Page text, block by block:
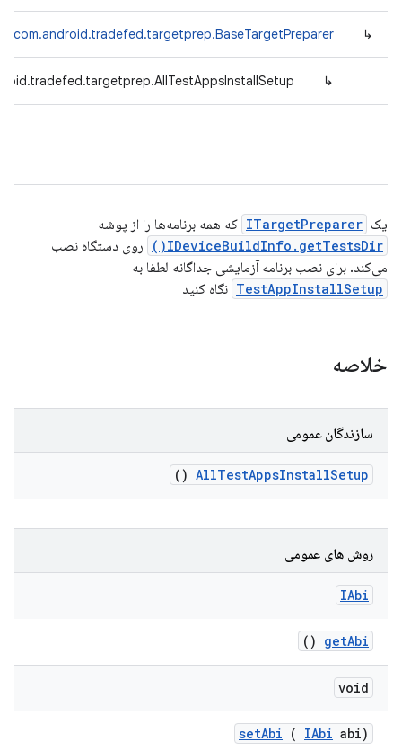
↳
com.android.tradefed.targetprep.BaseTargetPreparer
↳
یک ITargetPreparer که همه برنامه‌ها را از پوشه
IDeviceBuildInfo.getTestsDir()
روی دستگاه نصب
می‌کند. برای نصب برنامه آزمایشی جداگانه لطفا به
TestAppInstallSetup نگاه کنید
خلاصه
سازندگان عمومی
AllTestAppsInstallSetup
()
روش های عمومی
IAbi
getAbi
()
void
setAbi ( IAbi abi)